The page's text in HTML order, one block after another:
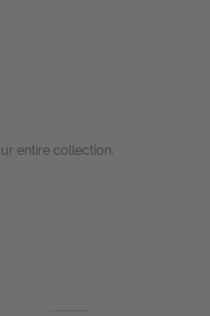
entire collection.